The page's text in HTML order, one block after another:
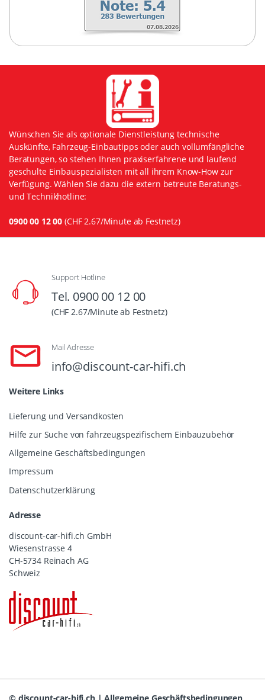
Wünschen Sie als optionale Dienstleistung technische
Auskünfte, Fahrzeug-Einbautipps oder auch vollumfängliche
Beratungen, so stehen Ihnen praxiserfahrene und laufend
geschulte Einbauspezialisten mit all ihrem Know-How zur
Verfügung. Wählen Sie dazu die extern betreute Beratungs-
und Technikhotline:
0900 00 12 00 (CHF 2.67/Minute ab Festnetz)
Support Hotline
Tel. 0900 00 12 00
(CHF 2.67/Minute ab Festnetz)
Mail Adresse
info@discount-car-hifi.ch
Weitere Links
Lieferung und Versandkosten
Hilfe zur Suche von fahrzeugspezifischem Einbauzubehör
Allgemeine Geschäftsbedingungen
Impressum
Datenschutzerklärung
Adresse
discount-car-hifi.ch GmbH
Wiesenstrasse 4
CH-5734 Reinach AG
Schweiz